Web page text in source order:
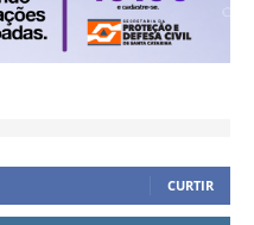
CURTIR